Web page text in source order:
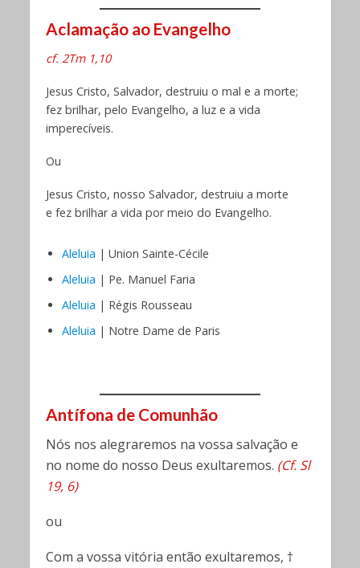
Aclamação ao Evangelho
cf. 2Tm 1,10
Jesus Cristo, Salvador, destruiu o mal e a morte;
fez brilhar, pelo Evangelho, a luz e a vida
imperecíveis.
Ou
Jesus Cristo, nosso Salvador, destruiu a morte
e fez brilhar a vida por meio do Evangelho.
Aleluia | Union Sainte-Cécile
Aleluia | Pe. Manuel Faria
Aleluia | Régis Rousseau
Aleluia | Notre Dame de Paris
Antífona de Comunhão
Nós nos alegraremos na vossa salvação e
no nome do nosso Deus exultaremos. (Cf. Sl
19, 6)
ou
Com a vossa vitória então exultaremos, †